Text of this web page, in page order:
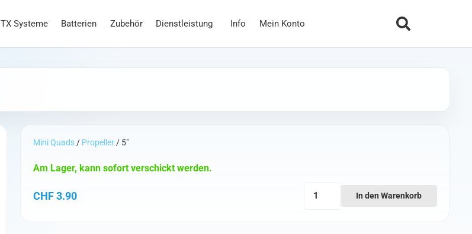
TX Systeme Batterien Zubehör Dienstleistung Info Mein Konto
Mini Quads/ Propeller/ 5"
CHF3.90
Am Lager, kann sofort verschickt werden.
In den Warenkorb